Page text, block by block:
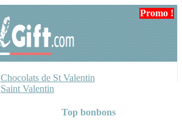
Chocolats de St Valentin
Saint Valentin
Top bonbons
Promo !
Promo !